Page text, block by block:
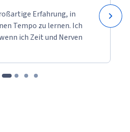
Erfahrung, in
Tempo zu lernen. Ich
ich Zeit und Nerven